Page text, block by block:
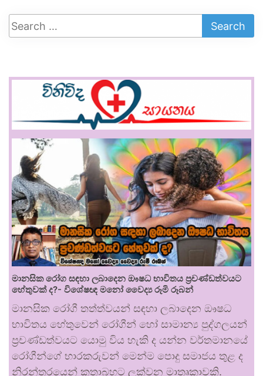
මානසික රෝග සඳහා ලබාදෙන ඖෂධ භාවිතය ප්‍රචණ්ඩත්වයට
හේතුවක් ද?- විශේෂඥ මනෝ වෛද්‍ය රූමි රූබන්
මානසික රෝගී තත්ත්වයන් සඳහා ලබාදෙන ඖෂධ
භාවිතය හේතුවෙන් රෝගීන් හෝ සාමාන්‍ය පුද්ගලයන්
ප්‍රචණ්ඩත්වයට යොමු විය හැකි ද යන්න වර්තමානයේ
රෝගීන්ගේ භාරකරුවන් මෙන්ම පොදු සමාජය තුළ ද
නිරන්තරයෙන් කතාබහට ලක්වන මාතෘකාවකි.